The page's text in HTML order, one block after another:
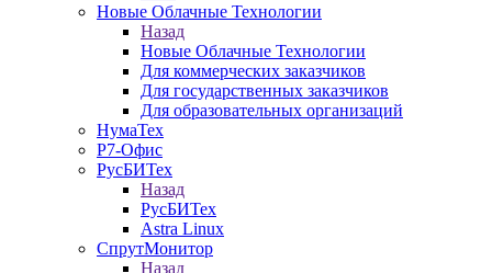
Новые Облачные Технологии
Назад
Новые Облачные Технологии
Для коммерческих заказчиков
Для государственных заказчиков
Для образовательных организаций
НумаТех
Р7-Офис
РусБИТех
Назад
РусБИТех
Astra Linux
СпрутМонитор
Назад